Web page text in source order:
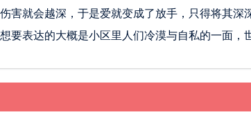
害就会越深，于是爱就变成了放手，只得将其深
要表达的大概是小区里人们冷漠与自私的一面，